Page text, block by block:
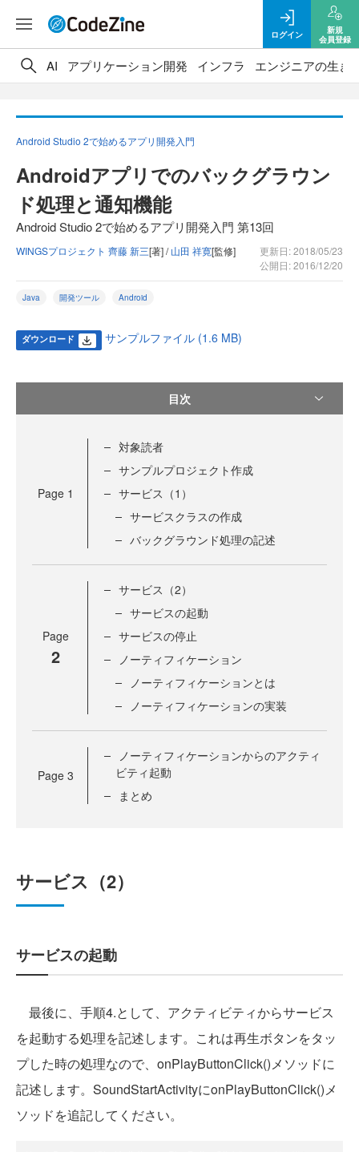
ログイン
新規
会員登録
AI アプリケーション開発 インフラ エンジニアの生き
Android Studio 2で始めるアプリ開発入門
Androidアプリでのバックグラウン
ド処理と通知機能
Android Studio 2で始めるアプリ開発入門 第13回
WINGSプロジェクト 齊藤 新三[著] /山田 祥寛[監修]
更新日: 2018/05/23
公開日: 2016/12/20
Java 開発ツール Android
ダウンロード サンプルファイル (1.6 MB)
目次
Page 1
対象読者
サンプルプロジェクト作成
サービス（1）
サービスクラスの作成
バックグラウンド処理の記述
Page
2
サービス（2）
サービスの起動
サービスの停止
ノーティフィケーション
ノーティフィケーションとは
ノーティフィケーションの実装
Page 3
ノーティフィケーションからのアクティ
ビティ起動
まとめ
サービス（2）
サービスの起動
最後に、手順4.として、アクティビティからサービス
を起動する処理を記述します。これは再生ボタンをタッ
プした時の処理なので、onPlayButtonClick()メソッドに
記述します。SoundStartActivityにonPlayButtonClick()メ
ソッドを追記してください。